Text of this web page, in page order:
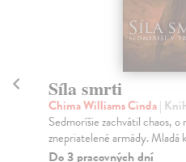
Síla smrti
Chima Williams Cinda|
Sedmoríšie zachvátil chaos, o
znepriatelené armády. Mladá
Do 3 pracovných dní